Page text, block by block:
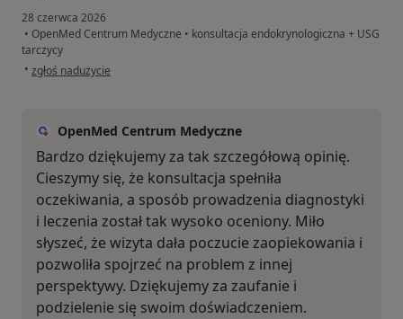
28 czerwca 2026
• OpenMed Centrum Medyczne • konsultacja endokrynologiczna + USG
tarczycy
• w opinii użytkownika JOANNA
zgłoś nadużycie
OpenMed Centrum Medyczne
Bardzo dziękujemy za tak szczegółową opinię.
Cieszymy się, że konsultacja spełniła
oczekiwania, a sposób prowadzenia diagnostyki
i leczenia został tak wysoko oceniony. Miło
słyszeć, że wizyta dała poczucie zaopiekowania i
pozwoliła spojrzeć na problem z innej
perspektywy. Dziękujemy za zaufanie i
podzielenie się swoim doświadczeniem.